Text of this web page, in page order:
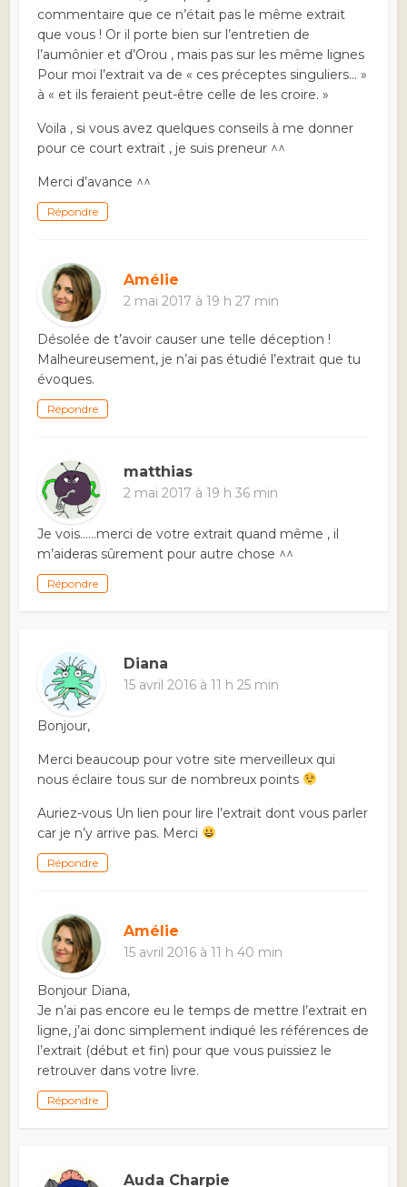
commentaire que ce n’était pas le même extrait
que vous ! Or il porte bien sur l’entretien de
l’aumônier et d’Orou , mais pas sur les même lignes
Pour moi l’extrait va de « ces préceptes singuliers… »
à « et ils feraient peut-être celle de les croire. »
Voila , si vous avez quelques conseils à me donner
pour ce court extrait , je suis preneur ^^
Merci d’avance ^^
Répondre
Amélie
2 mai 2017 à 19 h 27 min
Désolée de t’avoir causer une telle déception !
Malheureusement, je n’ai pas étudié l’extrait que tu
évoques.
Répondre
matthias
2 mai 2017 à 19 h 36 min
Je vois……merci de votre extrait quand même , il
m’aideras sûrement pour autre chose ^^
Répondre
Diana
15 avril 2016 à 11 h 25 min
Bonjour,
Merci beaucoup pour votre site merveilleux qui
nous éclaire tous sur de nombreux points
Auriez-vous Un lien pour lire l’extrait dont vous parler
car je n’y arrive pas. Merci
Répondre
Amélie
15 avril 2016 à 11 h 40 min
Bonjour Diana,
Je n’ai pas encore eu le temps de mettre l’extrait en
ligne, j’ai donc simplement indiqué les références de
l’extrait (début et fin) pour que vous puissiez le
retrouver dans votre livre.
Répondre
Auda Charpie